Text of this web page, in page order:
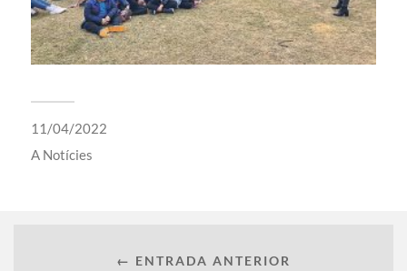
11/04/2022
A Notícies
← ENTRADA ANTERIOR